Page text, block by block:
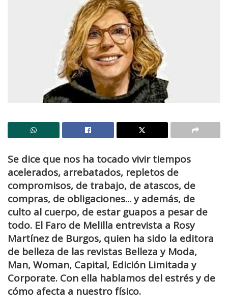
Se dice que nos ha tocado vivir tiempos
acelerados, arrebatados, repletos de
compromisos, de trabajo, de atascos, de
compras, de obligaciones... y además, de
culto al cuerpo, de estar guapos a pesar de
todo. El Faro de Melilla entrevista a Rosy
Martínez de Burgos, quien ha sido la editora
de belleza de las revistas Belleza y Moda,
Man, Woman, Capital, Edición Limitada y
Corporate. Con ella hablamos del estrés y de
cómo afecta a nuestro físico.